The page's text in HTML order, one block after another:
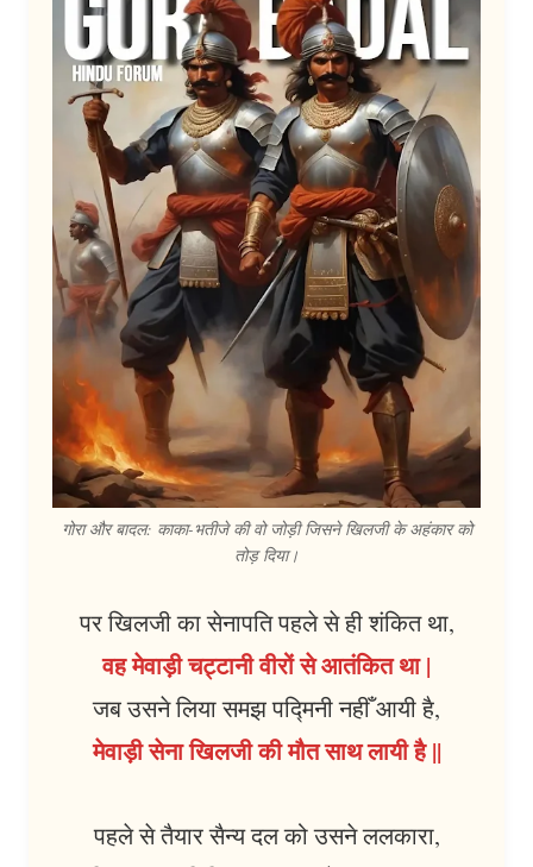
गोरा और बादल: काका-भतीजे की वो जोड़ी जिसने खिलजी के अहंकार को
तोड़ दिया।
पर खिलजी का सेनापति पहले से ही शंकित था,
वह मेवाड़ी चट्टानी वीरों से आतंकित था |
जब उसने लिया समझ पद्मिनी नहीँ आयी है,
मेवाड़ी सेना खिलजी की मौत साथ लायी है ||
पहले से तैयार सैन्य दल को उसने ललकारा,